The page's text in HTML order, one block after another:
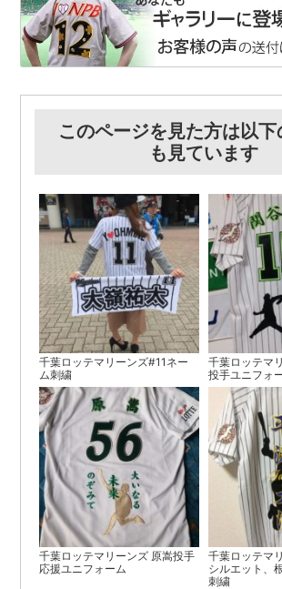
このページを見た方は以
も見ています
千葉ロッテマリーンズ#11ネー
ム刺繍
千葉ロッテマ
投手ユニフォ
千葉ロッテマリーンズ 原嵩投手
応援ユニフォーム
千葉ロッテマ
シルエット、
刺繍